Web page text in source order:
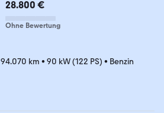
28.800 €
Ohne Bewertung
94.070 km • 90 kW (122 PS) • Benzin